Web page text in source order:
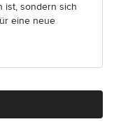
ist, sondern sich
eine neue